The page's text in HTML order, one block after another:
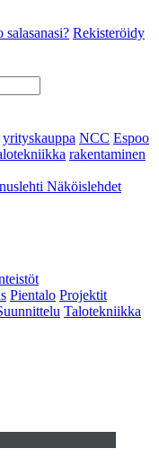
Rekisteröidy
yrityskauppa NCC Espoo
rakentaminen
Näköislehdet
Pientalo Projektit
Talotekniikka